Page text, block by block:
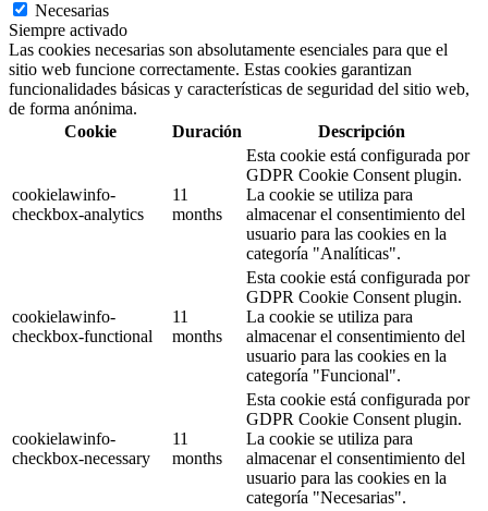
Necesarias
Siempre activado
Las cookies necesarias son absolutamente esenciales para que el
sitio web funcione correctamente. Estas cookies garantizan
funcionalidades básicas y características de seguridad del sitio web,
de forma anónima.
Cookie
Duración Descripción
cookielawinfo-
checkbox-analytics
11
months
Esta cookie está configurada por
GDPR Cookie Consent plugin.
La cookie se utiliza para
almacenar el consentimiento del
usuario para las cookies en la
categoría "Analíticas".
cookielawinfo-
checkbox-functional
11
months
Esta cookie está configurada por
GDPR Cookie Consent plugin.
La cookie se utiliza para
almacenar el consentimiento del
usuario para las cookies en la
categoría "Funcional".
cookielawinfo-
checkbox-necessary
11
months
Esta cookie está configurada por
GDPR Cookie Consent plugin.
La cookie se utiliza para
almacenar el consentimiento del
usuario para las cookies en la
categoría "Necesarias".